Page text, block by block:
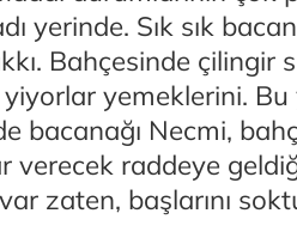
yerinde. Sık sık
Bahçesinde çilingir
yemeklerini. Bu
bacanağı Necmi,
raddeye
zaten, başlarını